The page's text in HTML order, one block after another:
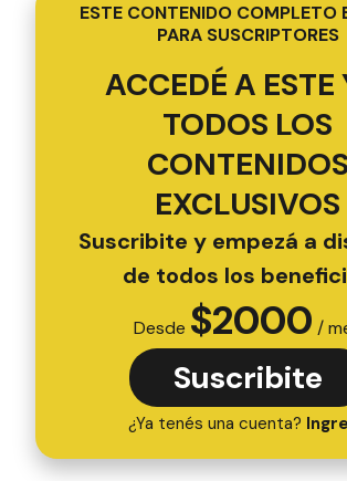
ESTE CONTENIDO COMPLETO
PARA SUSCRIPTORES
ACCEDÉ A ESTE
TODOS LOS
CONTENIDOS
EXCLUSIVOS
Suscribite y empezá a
de todos los
Desde $2000 /
Suscribite
¿Ya tenés una cuenta?